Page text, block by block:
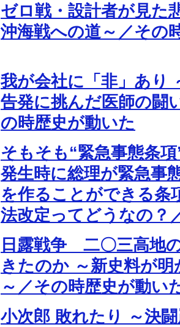
ゼロ戦・設計者が見た
沖海戦への道～／その
我が会社に「非」あり
告発に挑んだ医師の闘
の時歴史が動いた
そもそも“緊急事態条
発生時に総理が緊急事
を作ることができる条
法改定ってどうなの？
日露戦争 二〇三高地
きたのか ～新史料が
～／その時歴史が動い
小次郎 敗れたり ～決